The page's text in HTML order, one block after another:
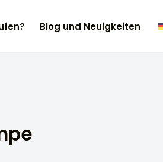
Blog und Neuigkeiten